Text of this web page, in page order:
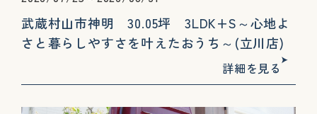
武蔵村山市神明 30.05坪 3LDK+S～心地よ
さと暮らしやすさを叶えたおうち～(立川店)
詳細を見る